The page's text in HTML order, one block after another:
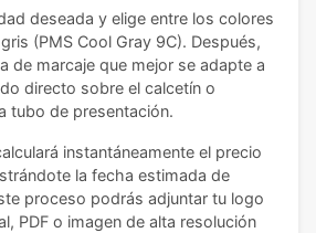
deseada y elige entre los colores
(PMS Cool Gray 9C). Después,
de marcaje que mejor se adapte a
directo sobre el calcetín o
tubo de presentación.
instantáneamente el precio
la fecha estimada de
proceso podrás adjuntar tu logo
PDF o imagen de alta resolución